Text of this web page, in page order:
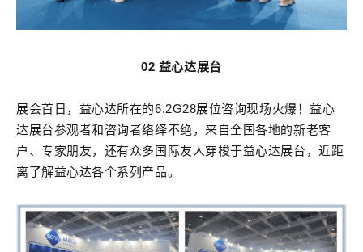
02 益心达展台
展会首日，益心达所在的6.2G28展位咨询现场火爆！益心
达展台参观者和咨询者络绎不绝，来自全国各地的新老客
户、专家朋友，还有众多国际友人穿梭于益心达展台，近距
离了解益心达各个系列产品。